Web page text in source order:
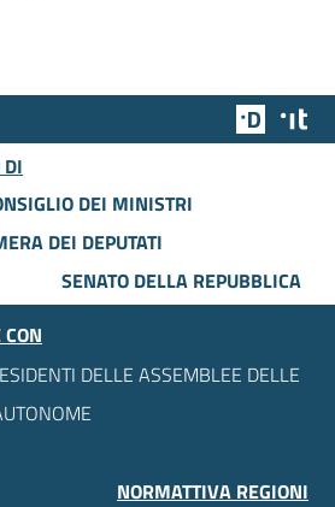
Team
DEI MINISTRI
DEI DEPUTATI
SENATO DELLA REPUBBLICA
DELLE ASSEMBLEE DELLE
NORMATTIVA REGIONI